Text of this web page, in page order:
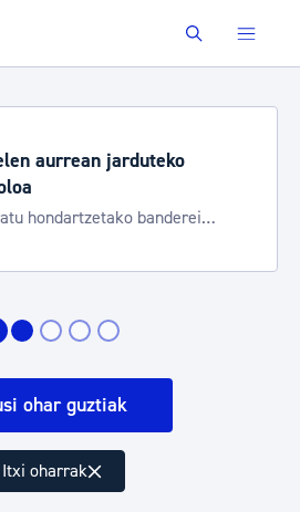
Buscar
aurrean jarduteko
hondartzetako banderei
ohar guztiak
Itxi oharrak